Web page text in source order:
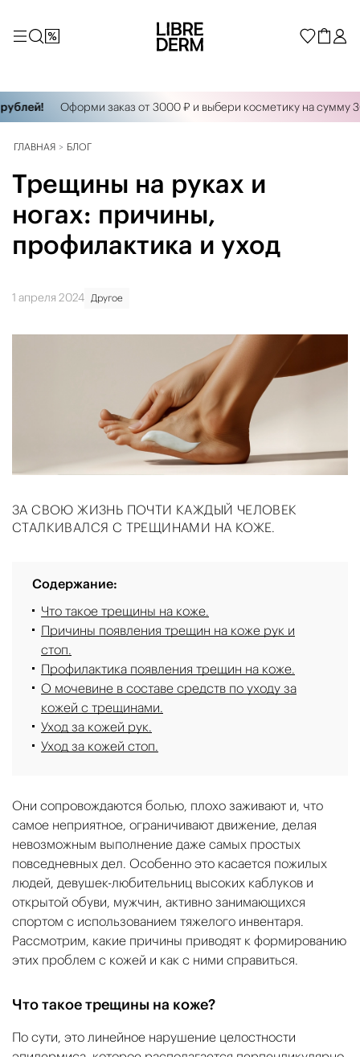
Оформи заказ от 3000 ₽ и выбери косметику на сумму
ГЛАВНАЯ БЛОГ
Трещины на руках и
ногах: причины,
профилактика и уход
1 апреля 2024 Другое
ЗА СВОЮ ЖИЗНЬ ПОЧТИ КАЖДЫЙ ЧЕЛОВЕК
СТАЛКИВАЛСЯ С ТРЕЩИНАМИ НА КОЖЕ.
Содержание:
Что такое трещины на коже.
Причины появления трещин на коже рук и
стоп.
Профилактика появления трещин на коже.
О мочевине в составе средств по уходу за
кожей с трещинами.
Уход за кожей рук.
Уход за кожей стоп.
Они сопровождаются болью, плохо заживают и, что
самое неприятное, ограничивают движение, делая
невозможным выполнение даже самых простых
повседневных дел. Особенно это касается пожилых
людей, девушек-любительниц высоких каблуков и
открытой обуви, мужчин, активно занимающихся
спортом с использованием тяжелого инвентаря.
Рассмотрим, какие причины приводят к формированию
этих проблем с кожей и как с ними справиться.
Что такое трещины на коже?
По сути, это линейное нарушение целостности